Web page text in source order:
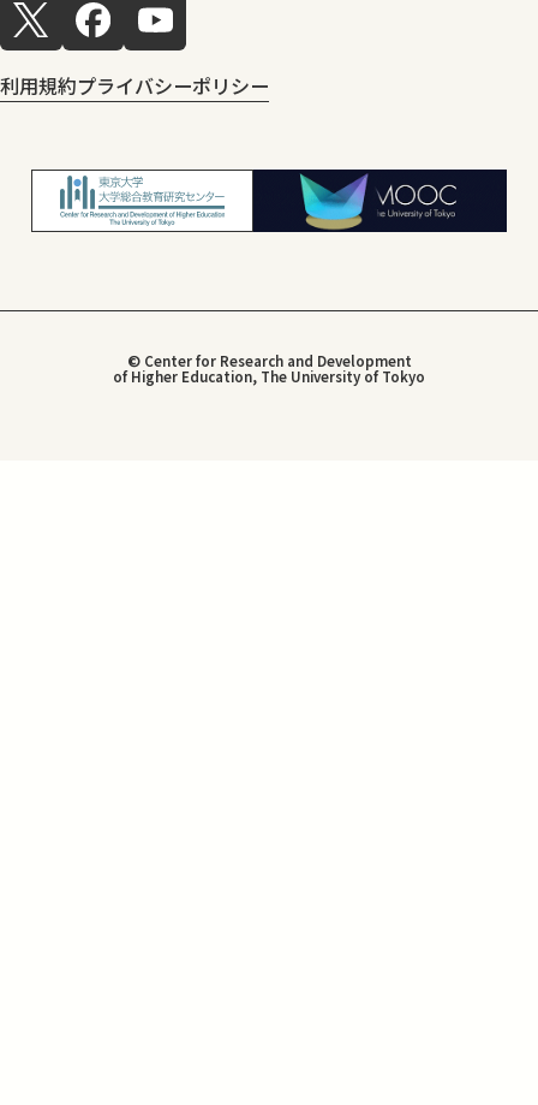
利用規約プライバシーポリシー
© Center for Research and Development
of Higher Education, The University of Tokyo